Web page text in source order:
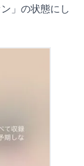
」の状態にし